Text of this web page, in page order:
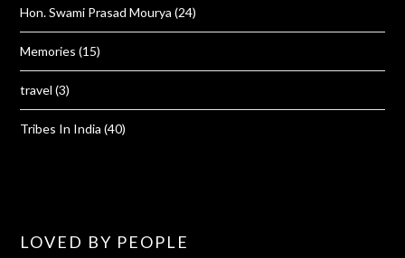
Hon. Swami Prasad Mourya (24)
Memories (15)
travel (3)
Tribes In India (40)
LOVED BY PEOPLE